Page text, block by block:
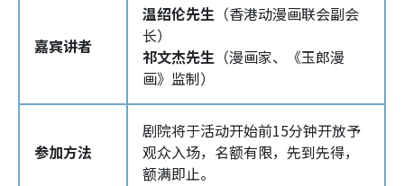
嘉宾讲者
温绍伦先生 （香港动漫画联会副会
长）
祁文杰先生 （漫画家、《玉郎漫
画》监制）
参加方法
剧院将于活动开始前15分钟开放予
观众入场，名额有限，先到先得，
额满即止。